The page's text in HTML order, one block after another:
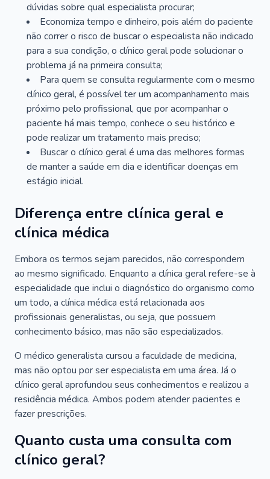
dúvidas sobre qual especialista procurar;
Economiza tempo e dinheiro, pois além do paciente
não correr o risco de buscar o especialista não indicado
para a sua condição, o clínico geral pode solucionar o
problema já na primeira consulta;
Para quem se consulta regularmente com o mesmo
clínico geral, é possível ter um acompanhamento mais
próximo pelo profissional, que por acompanhar o
paciente há mais tempo, conhece o seu histórico e
pode realizar um tratamento mais preciso;
Buscar o clínico geral é uma das melhores formas
de manter a saúde em dia e identificar doenças em
estágio inicial.
Diferença entre clínica geral e
clínica médica
Embora os termos sejam parecidos, não correspondem
ao mesmo significado. Enquanto a clínica geral refere-se à
especialidade que inclui o diagnóstico do organismo como
um todo, a clínica médica está relacionada aos
profissionais generalistas, ou seja, que possuem
conhecimento básico, mas não são especializados.
O médico generalista cursou a faculdade de medicina,
mas não optou por ser especialista em uma área. Já o
clínico geral aprofundou seus conhecimentos e realizou a
residência médica. Ambos podem atender pacientes e
fazer prescrições.
Quanto custa uma consulta com
clínico geral?